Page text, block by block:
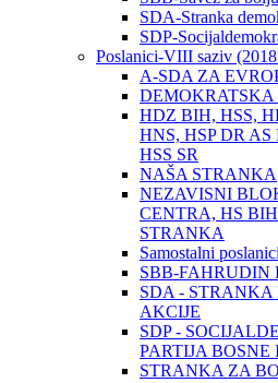
SDA-Stranka
SDP-
Poslanici-VIII saziv
A-SDA ZA
DEMOKRATSKA
HDZ BIH, HSS,
HNS, HSP DR
HSS SR
NAŠA STRANKA
NEZAVISNI
CENTRA, HS
STRANKA
Samostalni poslanici
SBB-FAHRUDIN
SDA -
AKCIJE
SDP -
PARTIJA
STRANKA ZA